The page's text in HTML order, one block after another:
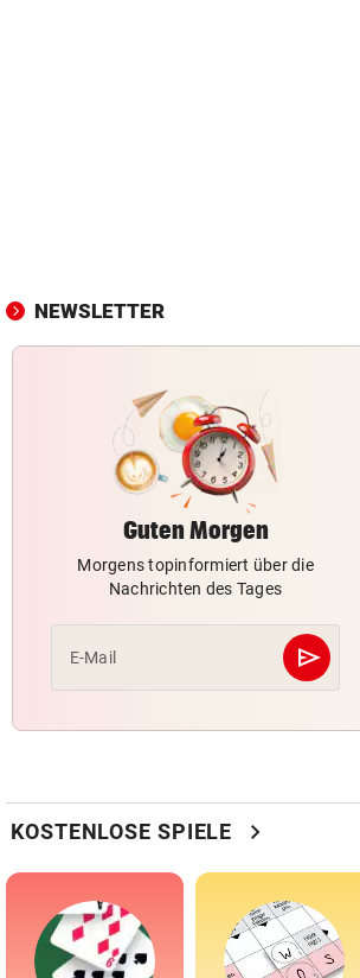
NEWSLETTER
Guten Morgen
Morgens topinformiert über die
Nachrichten des Tages
E-Mail send
KOSTENLOSE SPIELE chevron_right